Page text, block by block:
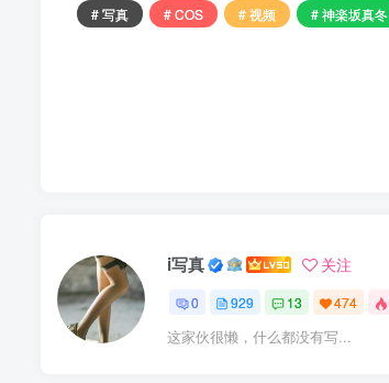
# 写真
# COS # 视频 # 神楽坂真冬
i写真 关注
0 929 13 474
这家伙很懒，什么都没有写...